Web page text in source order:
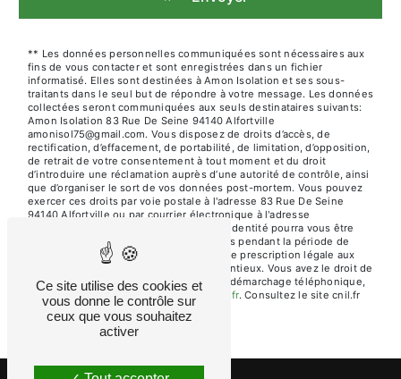
** Les données personnelles communiquées sont nécessaires aux
fins de vous contacter et sont enregistrées dans un fichier
informatisé. Elles sont destinées à Amon Isolation et ses sous-
traitants dans le seul but de répondre à votre message. Les données
collectées seront communiquées aux seuls destinataires suivants:
Amon Isolation 83 Rue De Seine 94140 Alfortville
amonisol75@gmail.com. Vous disposez de droits d’accès, de
rectification, d’effacement, de portabilité, de limitation, d’opposition,
de retrait de votre consentement à tout moment et du droit
d’introduire une réclamation auprès d’une autorité de contrôle, ainsi
que d’organiser le sort de vos données post-mortem. Vous pouvez
exercer ces droits par voie postale à l'adresse 83 Rue De Seine
94140 Alfortville ou par courrier électronique à l'adresse
amonisol75@gmail.com. Un justificatif d'identité pourra vous être
demandé. Nous conservons vos données pendant la période de
prise de contact puis pendant la durée de prescription légale aux
fins probatoires et de gestion des contentieux. Vous avez le droit de
vous inscrire sur la liste d'opposition au démarchage téléphonique,
disponible à cette adresse: Bloctel.gouv.fr. Consultez le site cnil.fr
pour plus d’informations sur vos droits.
Ce site utilise des cookies et
vous donne le contrôle sur
ceux que vous souhaitez
activer